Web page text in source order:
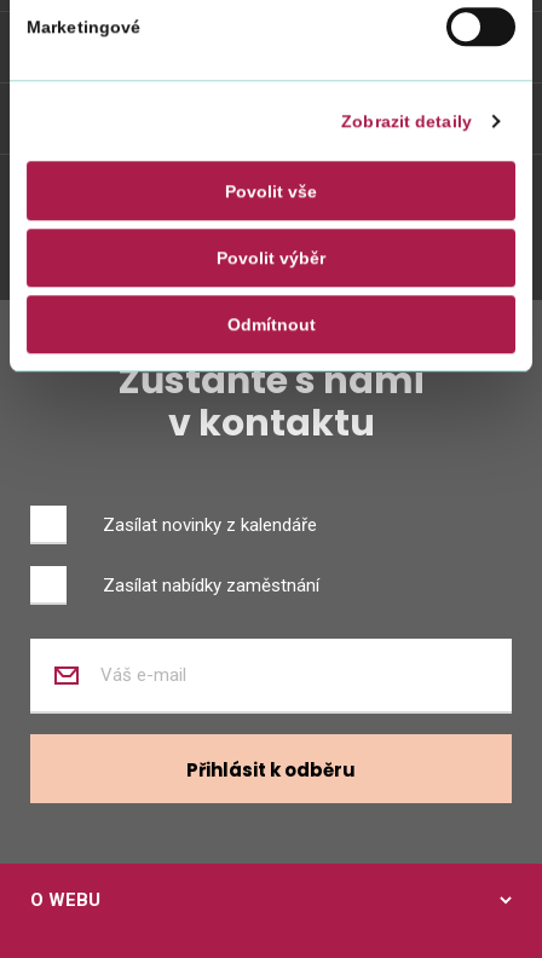
Marketingové
Zobrazit detaily
Povolit vše
Povolit výběr
Odmítnout
Odkazy
Twitter Youtube Facebook Instagram
Zůstaňte s námi
v kontaktu
Zasílat novinky z kalendáře
Zasílat nabídky zaměstnání
váš
mail
Přihlásit k odběru
O WEBU